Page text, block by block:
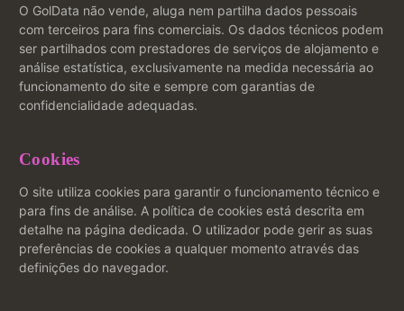
O GolData não vende, aluga nem partilha dados pessoais
com terceiros para fins comerciais. Os dados técnicos podem
ser partilhados com prestadores de serviços de alojamento e
análise estatística, exclusivamente na medida necessária ao
funcionamento do site e sempre com garantias de
confidencialidade adequadas.
Cookies
O site utiliza cookies para garantir o funcionamento técnico e
para fins de análise. A política de cookies está descrita em
detalhe na página dedicada. O utilizador pode gerir as suas
preferências de cookies a qualquer momento através das
definições do navegador.